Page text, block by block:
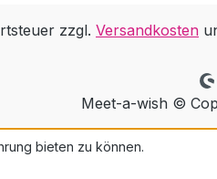
zzgl. Versandkosten
Meet-a-wish ©
bieten zu können.